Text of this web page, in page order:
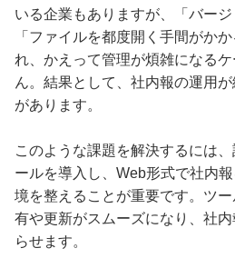
いる企業もありますが、「バージ
「ファイルを都度開く手間がか
れ、かえって管理が煩雑になる
ん。結果として、社内報の運用
があります。
このような課題を解決するには
ールを導入し、Web形式で社内
境を整えることが重要です。ツ
有や更新がスムーズになり、社
らせます。